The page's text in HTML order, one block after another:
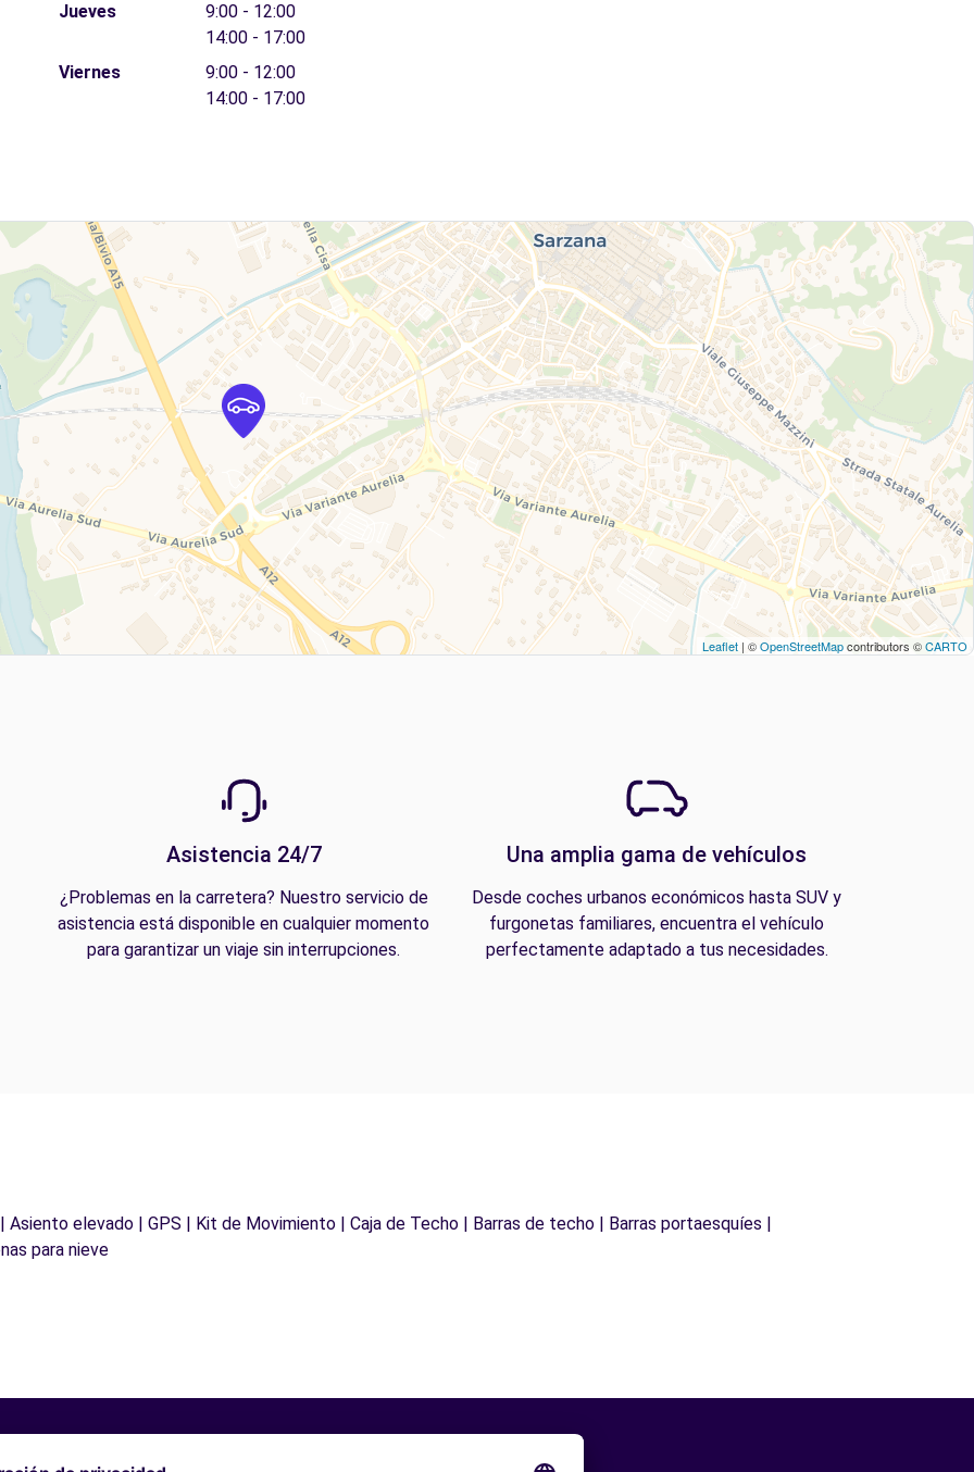
Jueves
9:00 - 12:00
14:00 - 17:00
Viernes
9:00 - 12:00
14:00 - 17:00
Leaflet | ©OpenStreetMapcontributors ©CARTO
Asistencia 24/7
¿Problemas en la carretera? Nuestro servicio de
asistencia está disponible en cualquier momento
para garantizar un viaje sin interrupciones.
Una amplia gama de vehículos
Desde coches urbanos económicos hasta SUV y
furgonetas familiares, encuentra el vehículo
perfectamente adaptado a tus necesidades.
elevado | GPS | Kit de Movimiento | Caja de Techo | Barras de techo | Barras portaesquíes |
para nieve